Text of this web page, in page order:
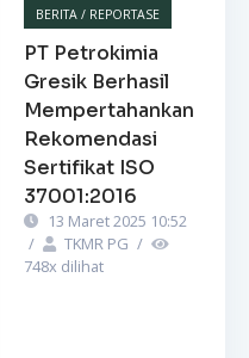
BERITA / REPORTASE
PT Petrokimia
Gresik Berhasil
Mempertahankan
Rekomendasi
Sertifikat ISO
37001:2016
13 Maret 2025 10:52
/
TKMR PG /
748x dilihat